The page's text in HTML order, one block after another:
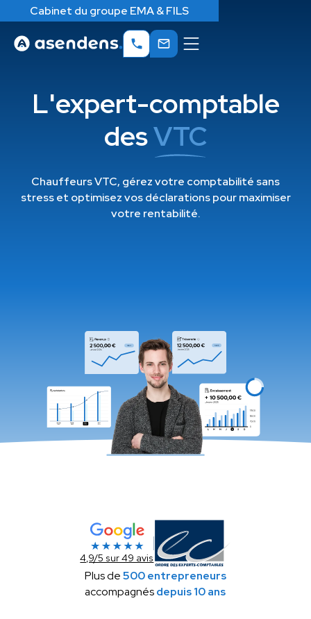
Cabinet du groupe EMA & FILS
L'expert-comptable
desVTC
Chauffeurs VTC, gérez votre comptabilité sans
stress et optimisez vos déclarations pour maximiser
votre rentabilité.
4,9/5 sur 49 avis
Plus de500 entrepreneurs
accompagnésdepuis 10 ans